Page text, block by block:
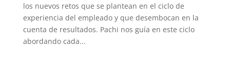
los nuevos retos que se plantean en el ciclo de
experiencia del empleado y que desembocan en la
cuenta de resultados. Pachi nos guía en este ciclo
abordando cada...